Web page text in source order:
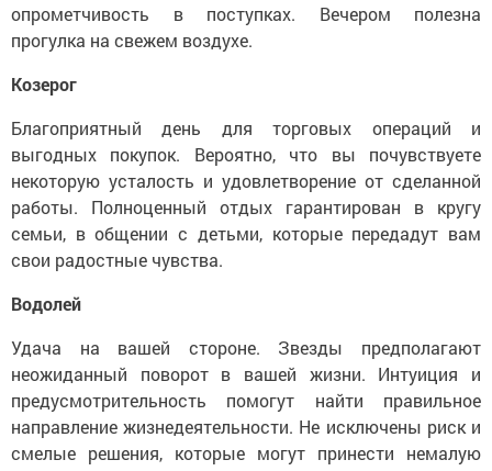
опрометчивость в поступках. Вечером полезна
прогулка на свежем воздухе.
Козерог
Благоприятный день для торговых операций и
выгодных покупок. Вероятно, что вы почувствуете
некоторую усталость и удовлетворение от сделанной
работы. Полноценный отдых гарантирован в кругу
семьи, в общении с детьми, которые передадут вам
свои радостные чувства.
Водолей
Удача на вашей стороне. Звезды предполагают
неожиданный поворот в вашей жизни. Интуиция и
предусмотрительность помогут найти правильное
направление жизнедеятельности. Не исключены риск и
смелые решения, которые могут принести немалую